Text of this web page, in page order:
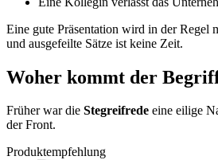
Eine gute Präsentation wird in der
und ausgefeilte Sätze ist keine Zeit.
Woher kommt der
Früher war die Stegreifrede eine eilige
der Front.
Produktempfehlung